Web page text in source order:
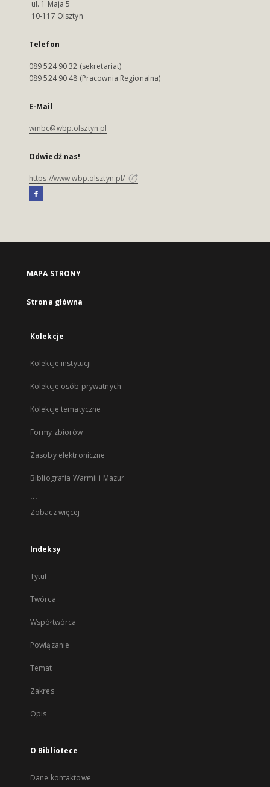
ul. 1 Maja 5
10-117 Olsztyn
Telefon
089 524 90 32 (sekretariat)
089 524 90 48 (Pracownia Regionalna)
E-Mail
wmbc@wbp.olsztyn.pl
Odwiedź nas!
https://www.wbp.olsztyn.pl/
MAPA STRONY
Strona główna
Kolekcje
Kolekcje instytucji
Kolekcje osób prywatnych
Kolekcje tematyczne
Formy zbiorów
Zasoby elektroniczne
Bibliografia Warmii i Mazur
...
Zobacz więcej
Indeksy
Tytuł
Twórca
Współtwórca
Powiązanie
Temat
Zakres
Opis
O Bibliotece
Dane kontaktowe